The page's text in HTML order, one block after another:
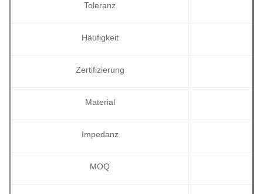
Toleranz
Häufigkeit
Zertifizierung
Material
Impedanz
MOQ